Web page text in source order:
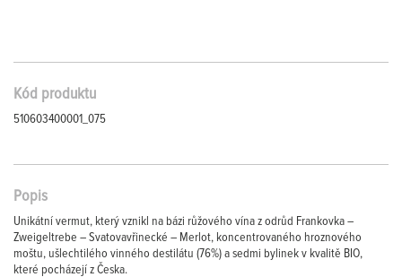
Kód produktu
510603400001_075
Popis
Unikátní vermut, který vznikl na bázi růžového vína z odrůd Frankovka –
Zweigeltrebe – Svatovavřinecké – Merlot, koncentrovaného hroznového
moštu, ušlechtilého vinného destilátu (76%) a sedmi bylinek v kvalitě BIO,
které pocházejí z Česka.